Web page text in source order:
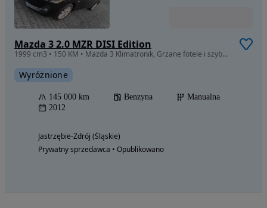
Mazda 3 2.0 MZR DISI Edition
1999 cm3 • 150 KM • Mazda 3 Klimatronik, Grzane fotele i szyba, Ksenon 100% bezwypadkowa!!
Wyróżnione
145 000 km Benzyna
Manualna
2012
Jastrzębie-Zdrój (Śląskie)
Prywatny sprzedawca • Opublikowano